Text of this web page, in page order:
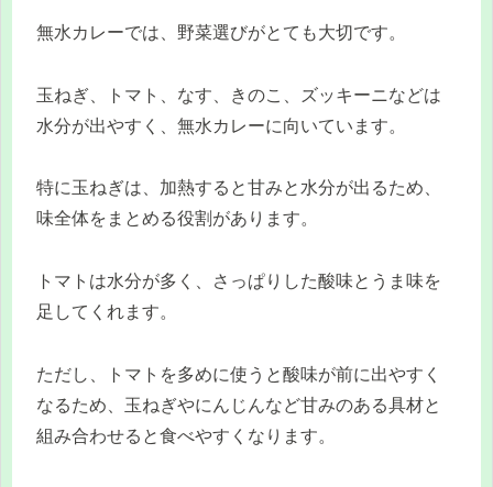
無水カレーでは、野菜選びがとても大切です。
玉ねぎ、トマト、なす、きのこ、ズッキーニなどは
水分が出やすく、無水カレーに向いています。
特に玉ねぎは、加熱すると甘みと水分が出るため、
味全体をまとめる役割があります。
トマトは水分が多く、さっぱりした酸味とうま味を
足してくれます。
ただし、トマトを多めに使うと酸味が前に出やすく
なるため、玉ねぎやにんじんなど甘みのある具材と
組み合わせると食べやすくなります。